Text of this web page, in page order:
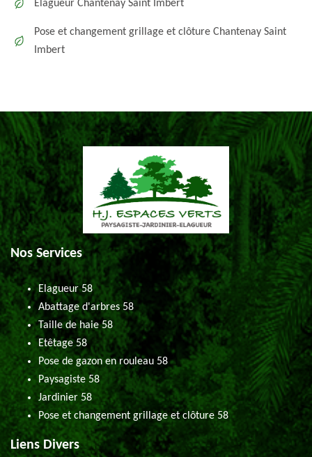
Elagueur Chantenay Saint Imbert
Pose et changement grillage et clôture Chantenay Saint
Imbert
Nos Services
Elagueur 58
Abattage d'arbres 58
Taille de haie 58
Etêtage 58
Pose de gazon en rouleau 58
Paysagiste 58
Jardinier 58
Pose et changement grillage et clôture 58
Liens Divers